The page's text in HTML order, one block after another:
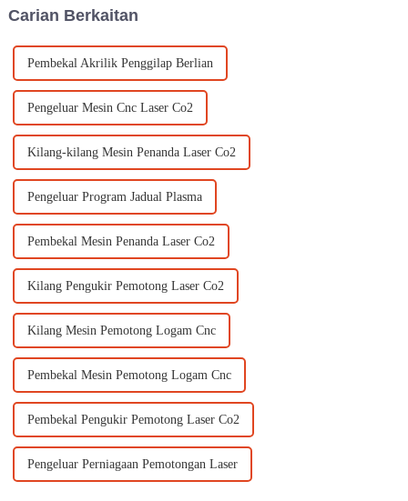
Carian Berkaitan
Pembekal Akrilik Penggilap Berlian
Pengeluar Mesin Cnc Laser Co2
Kilang-kilang Mesin Penanda Laser Co2
Pengeluar Program Jadual Plasma
Pembekal Mesin Penanda Laser Co2
Kilang Pengukir Pemotong Laser Co2
Kilang Mesin Pemotong Logam Cnc
Pembekal Mesin Pemotong Logam Cnc
Pembekal Pengukir Pemotong Laser Co2
Pengeluar Perniagaan Pemotongan Laser